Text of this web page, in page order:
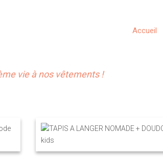
Accueil
vie à nos vêtements !